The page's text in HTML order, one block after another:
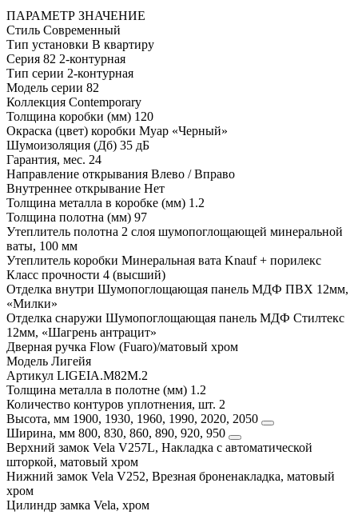
ПАРАМЕТР ЗНАЧЕНИЕ
Стиль Современный
Тип установки В квартиру
Серия 82 2-контурная
Тип серии 2-контурная
Модель серии 82
Коллекция Contemporary
Толщина коробки (мм) 120
Окраска (цвет) коробки Муар «Черный»
Шумоизоляция (Дб) 35 дБ
Гарантия, мес. 24
Направление открывания Влево / Вправо
Внутреннее открывание Нет
Толщина металла в коробке (мм) 1.2
Толщина полотна (мм) 97
Утеплитель полотна 2 слоя шумопоглощающей минеральной
ваты, 100 мм
Утеплитель коробки Минеральная вата Knauf + порилекс
Класс прочности 4 (высший)
Отделка внутри Шумопоглощающая панель МДФ ПВХ 12мм,
«Милки»
Отделка снаружи Шумопоглощающая панель МДФ Стилтекс
12мм, «Шагрень антрацит»
Дверная ручка Flow (Fuaro)/матовый хром
Модель Лигейя
Артикул LIGEIA.M82M.2
Толщина металла в полотне (мм) 1.2
Количество контуров уплотнения, шт. 2
Высота, мм 1900, 1930, 1960, 1990, 2020, 2050
Ширина, мм 800, 830, 860, 890, 920, 950
Верхний замок Vela V257L, Накладка с автоматической
шторкой, матовый хром
Нижний замок Vela V252, Врезная броненакладка, матовый
хром
Цилиндр замка Vela, хром